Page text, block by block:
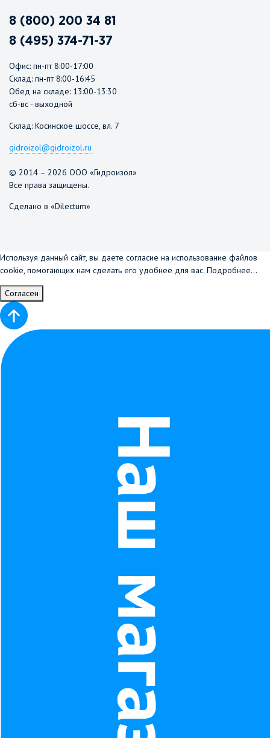
8 (800) 200 34 81
8 (495) 374-71-37
Офис: пн-пт 8:00-17:00
Склад: пн-пт 8:00-16:45
Обед на складе: 13:00-13:30
сб-вс - выходной
Склад: Косинское шоссе, вл. 7
gidroizol@gidroizol.ru
© 2014 – 2026 ООО «Гидроизол»
Все права защищены.
Сделано в «Dilectum»
Используя данный сайт, вы даете согласие на использование файлов
cookie, помогающих нам сделать его удобнее для вас. Подробнее...
Согласен